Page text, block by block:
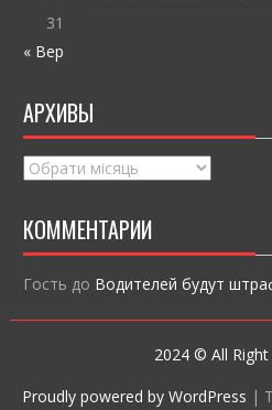
31
« Вер
АРХИВЫ
Архивы
КОММЕНТАРИИ
Гость до Водителей будут
2024 © All Right
Proudly powered by WordPress |